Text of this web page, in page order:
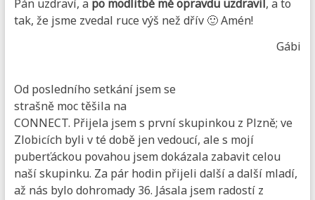
Pán uzdraví, a po modlitbě mě opravdu uzdravil, a to
tak, že jsme zvedal ruce výš než dřív 🙂 Amén!
Gábi
Od posledního setkání jsem se
strašně moc těšila na
CONNECT. Přijela jsem s první skupinkou z Plzně; ve
Zlobicích byli v té době jen vedoucí, ale s mojí
puberťáckou povahou jsem dokázala zabavit celou
naší skupinku. Za pár hodin přijeli další a další mladí,
až nás bylo dohromady 36. Jásala jsem radostí z